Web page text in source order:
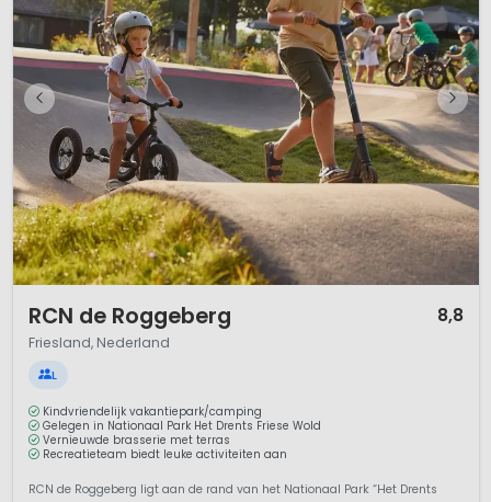
Watersport in Friesland
Nieuws over de provincie Friesland
RCN de Roggeberg 8,8
Friesland, Nederland
L
Kindvriendelijk vakantiepark/camping
Gelegen in Nationaal Park Het Drents Friese Wold
Vernieuwde brasserie met terras
Recreatieteam biedt leuke activiteiten aan
RCN de Roggeberg ligt aan de rand van het Nationaal Park “Het Drents